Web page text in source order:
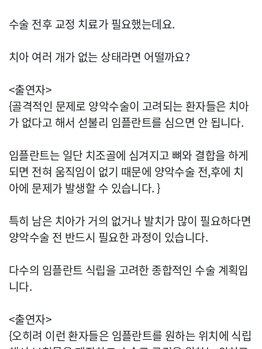
수술 전후 교정 치료가 필요했는데요.
치아 여러 개가 없는 상태라면 어떨까요?
<출연자>
{골격적인 문제로 양악수술이 고려되는 환자들은 치아
가 없다고 해서 섣불리 임플란트를 심으면 안 됩니다.
임플란트는 일단 치조골에 심겨지고 뼈와 결합을 하게
되면 전혀 움직임이 없기 때문에 양악수술 전,후에 치
아에 문제가 발생할 수 있습니다. }
특히 남은 치아가 거의 없거나 발치가 많이 필요하다면
양악수술 전 반드시 필요한 과정이 있습니다.
다수의 임플란트 식립을 고려한 종합적인 수술 계획입
니다.
<출연자>
{오히려 이런 환자들은 임플란트를 원하는 위치에 식립